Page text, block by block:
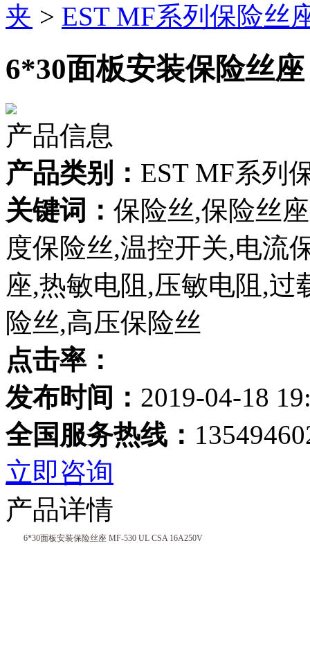
夹 > EST MF系列保险丝
6*30面板安装保险丝
产品信息
产品类别： EST MF系列
关键词： 保险丝,保险丝
度保险丝,温控开关,电流
座,热敏电阻,压敏电阻,
险丝,高压保险丝
点击率：
发布时间： 2019-04-18
全国服务热线：
立即咨询
产品详情
6*30面板安装保险丝座 MF-530 UL CSA 16A250V